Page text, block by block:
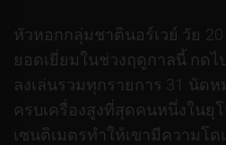
หัวหอกกลุ่มชาตินอร์เวย์ วัย
ยอดเยี่ยมในช่วงฤดูกาลนี้ กดไ
ลงเล่นรวมทุกรายการ 31 นัด
ครบเครื่องสูงที่สุดคนหนึ่งในยุ
เซนติเมตรทำให้เขามีความโ